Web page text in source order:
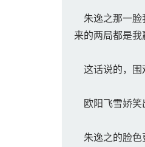
朱逸之那一脸
来的两局都是我
这话说的，围
欧阳飞雪娇笑
朱逸之的脸色